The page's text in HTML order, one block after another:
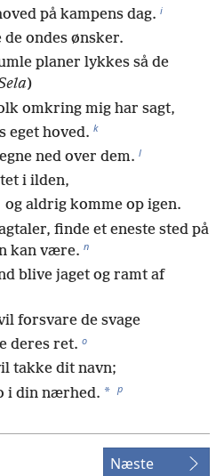
på kampens dag. i
ondes ønsker.
planer lykkes så de
)
omkring mig har sagt,
eget hoved. k
ned over dem. l
i ilden,
og aldrig komme op igen.
finde et eneste sted på
kan være. n
blive jaget og ramt af
forsvare de svage
deres ret. o
takke dit navn;
i din nærhed. * p
Næste